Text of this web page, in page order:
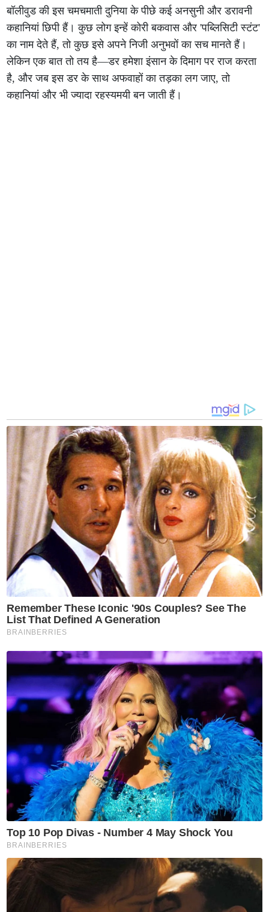
बॉलीवुड की इस चमचमाती दुनिया के पीछे कई अनसुनी और डरावनी
कहानियां छिपी हैं। कुछ लोग इन्हें कोरी बकवास और 'पब्लिसिटी स्टंट'
का नाम देते हैं, तो कुछ इसे अपने निजी अनुभवों का सच मानते हैं।
लेकिन एक बात तो तय है—डर हमेशा इंसान के दिमाग पर राज करता
है, और जब इस डर के साथ अफवाहों का तड़का लग जाए, तो
कहानियां और भी ज्यादा रहस्यमयी बन जाती हैं।